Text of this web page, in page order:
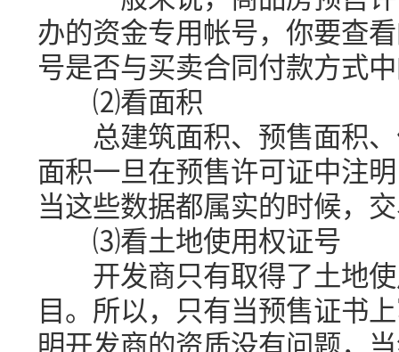
办的资金专用帐号，你要查
号是否与买卖合同付款方式
⑵看面积
总建筑面积、预售面积、
面积一旦在预售许可证中注
当这些数据都属实的时候，
⑶看土地使用权证号
开发商只有取得了土地使
目。所以，只有当预售证书